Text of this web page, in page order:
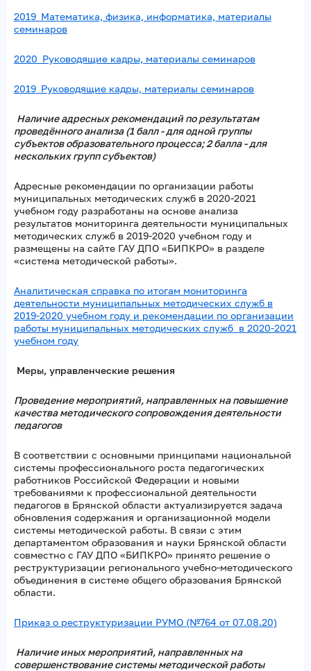
2019_Математика, физика, информатика, материалы
семинаров
2020_Руководящие кадры, материалы семинаров
2019_Руководящие кадры, материалы семинаров
Наличие адресных рекомендаций по результатам
проведённого анализа (1 балл - для одной группы
субъектов образовательного процесса; 2 балла - для
нескольких групп субъектов)
Адресные рекомендации по организации работы
муниципальных методических служб в 2020-2021
учебном году разработаны на основе анализа
результатов мониторинга деятельности муниципальных
методических служб в 2019-2020 учебном году и
размещены на сайте ГАУ ДПО «БИПКРО» в разделе
«система методической работы».
Аналитическая справка по итогам мониторинга
деятельности муниципальных методических служб в
2019-2020 учебном году и рекомендации по организации
работы муниципальных методических служб в 2020-2021
учебном году
Меры, управленческие решения
Проведение мероприятий, направленных на повышение
качества методического сопровождения деятельности
педагогов
В соответствии с основными принципами национальной
системы профессионального роста педагогических
работников Российской Федерации и новыми
требованиями к профессиональной деятельности
педагогов в Брянской области актуализируется задача
обновления содержания и организационной модели
системы методической работы. В связи с этим
департаментом образования и науки Брянской области
совместно с ГАУ ДПО «БИПКРО» принято решение о
реструктуризации регионального учебно-методического
объединения в системе общего образования Брянской
области.
Приказ о реструктуризации РУМО (№764 от 07.08.20)
Наличие иных мероприятий, направленных на
совершенствование системы методической работы